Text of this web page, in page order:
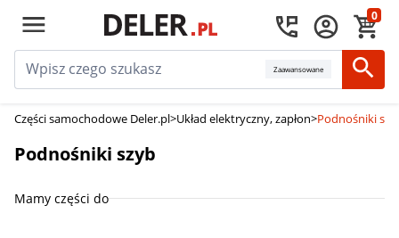
0
Zaawansowane
Części samochodowe Deler.pl>Układ elektryczny, zapłon>Podnośniki
Podnośniki szyb
Mamy części do